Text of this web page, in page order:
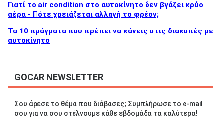
Γιατί το air condition στο αυτοκίνητο δεν βγάζει κρύο
αέρα - Πότε χρειάζεται αλλαγή το φρέον;
Τα 10 πράγματα που πρέπει να κάνεις στις διακοπές με
αυτοκίνητο
GOCAR NEWSLETTER
Σου άρεσε το θέμα που διάβασες; Συμπλήρωσε το e-mail
σου για να σου στέλνουμε κάθε εβδομάδα τα καλύτερα!